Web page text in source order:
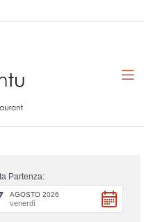
Partenza:
AGOSTO 2026
venerdì